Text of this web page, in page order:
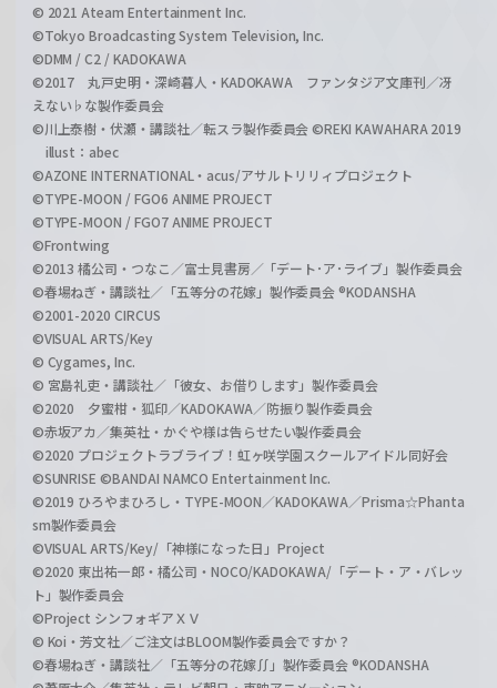
© 2021 Ateam Entertainment Inc.
©Tokyo Broadcasting System Television, Inc.
©DMM / C2 / KADOKAWA
©2017 丸戸史明・深崎暮人・KADOKAWA ファンタジア文庫刊／冴
えない♭な製作委員会
©川上泰樹・伏瀬・講談社／転スラ製作委員会 ©REKI KAWAHARA 2019
illust：abec
©AZONE INTERNATIONAL・acus/アサルトリリィプロジェクト
©TYPE-MOON / FGO6 ANIME PROJECT
©TYPE-MOON / FGO7 ANIME PROJECT
©Frontwing
©2013 橘公司・つなこ／富士見書房／「デート･ア･ライブ」製作委員会
©春場ねぎ・講談社／「五等分の花嫁」製作委員会 ®KODANSHA
©2001-2020 CIRCUS
©VISUAL ARTS/Key
© Cygames, Inc.
© 宮島礼吏・講談社／「彼女、お借りします」製作委員会
©2020 夕蜜柑・狐印／KADOKAWA／防振り製作委員会
©赤坂アカ／集英社・かぐや様は告らせたい製作委員会
©2020 プロジェクトラブライブ！虹ヶ咲学園スクールアイドル同好会
©SUNRISE ©BANDAI NAMCO Entertainment Inc.
©2019 ひろやまひろし・TYPE-MOON／KADOKAWA／Prisma☆Phanta
sm製作委員会
©VISUAL ARTS/Key/「神様になった日」Project
©2020 東出祐一郎・橘公司・NOCO/KADOKAWA/「デート・ア・バレッ
ト」製作委員会
©Project シンフォギアＸＶ
© Koi・芳文社／ご注文はBLOOM製作委員会ですか？
©春場ねぎ・講談社／「五等分の花嫁∬」製作委員会 ®KODANSHA